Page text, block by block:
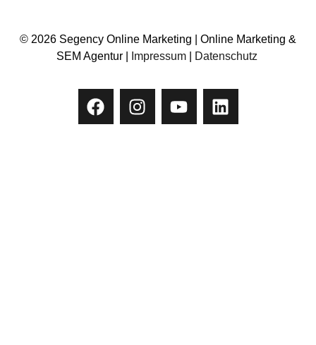
© 2026 Segency Online Marketing | Online Marketing &
SEM Agentur |
Impressum| Datenschutz